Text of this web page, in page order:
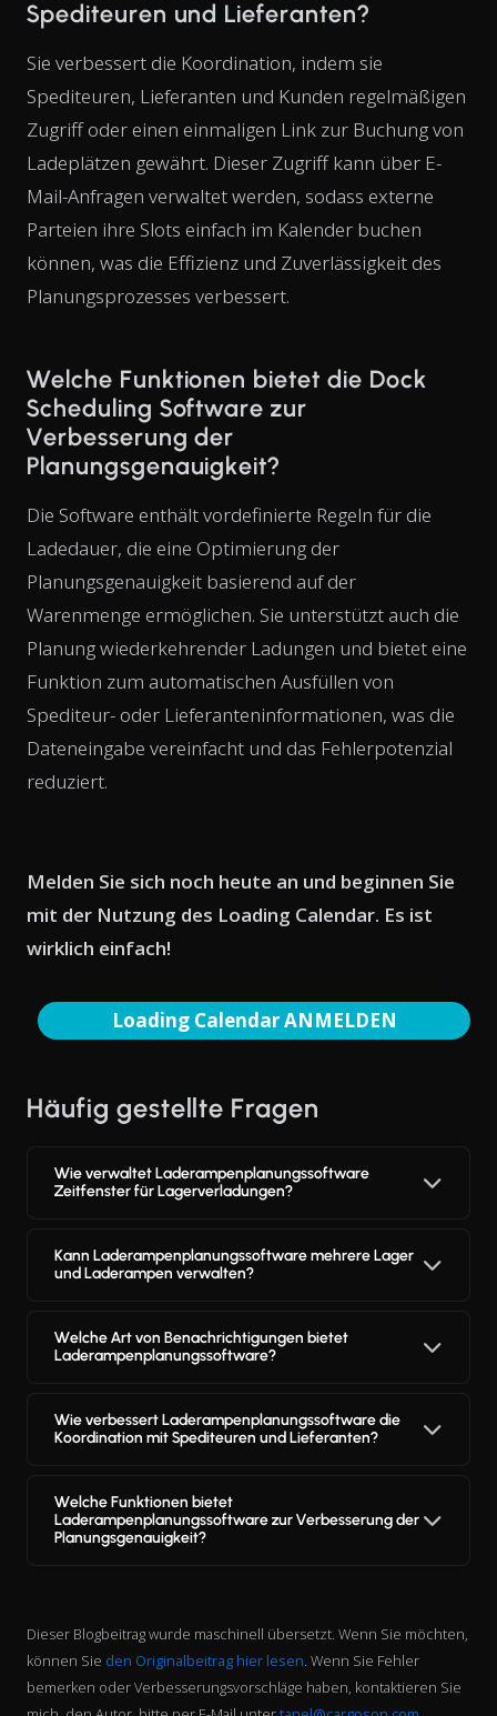
Spediteuren und Lieferanten?
Sie verbessert die Koordination, indem sie
Spediteuren, Lieferanten und Kunden regelmäßigen
Zugriff oder einen einmaligen Link zur Buchung von
Ladeplätzen gewährt. Dieser Zugriff kann über E-
Mail-Anfragen verwaltet werden, sodass externe
Parteien ihre Slots einfach im Kalender buchen
können, was die Effizienz und Zuverlässigkeit des
Planungsprozesses verbessert.
Welche Funktionen bietet die Dock
Scheduling Software zur
Verbesserung der
Planungsgenauigkeit?
Die Software enthält vordefinierte Regeln für die
Ladedauer, die eine Optimierung der
Planungsgenauigkeit basierend auf der
Warenmenge ermöglichen. Sie unterstützt auch die
Planung wiederkehrender Ladungen und bietet eine
Funktion zum automatischen Ausfüllen von
Spediteur- oder Lieferanteninformationen, was die
Dateneingabe vereinfacht und das Fehlerpotenzial
reduziert.
Melden Sie sich noch heute an und beginnen Sie
mit der Nutzung des Loading Calendar. Es ist
wirklich einfach!
Loading Calendar ANMELDEN
Häufig gestellte Fragen
Wie verwaltet Laderampenplanungssoftware
Zeitfenster für Lagerverladungen?
Kann Laderampenplanungssoftware mehrere Lager
und Laderampen verwalten?
Welche Art von Benachrichtigungen bietet
Laderampenplanungssoftware?
Wie verbessert Laderampenplanungssoftware die
Koordination mit Spediteuren und Lieferanten?
Welche Funktionen bietet
Laderampenplanungssoftware zur Verbesserung der
Planungsgenauigkeit?
Dieser Blogbeitrag wurde maschinell übersetzt. Wenn Sie möchten,
können Sie den Originalbeitrag hier lesen . Wenn Sie Fehler
bemerken oder Verbesserungsvorschläge haben, kontaktieren Sie